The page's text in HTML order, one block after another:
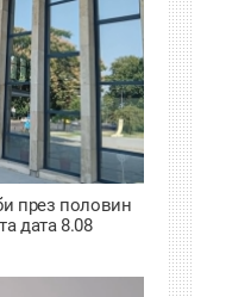
през половин
дата 8.08